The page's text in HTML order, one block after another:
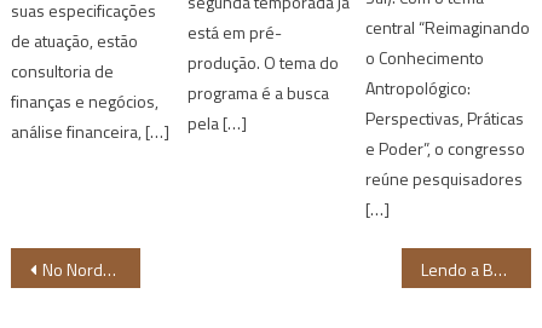
suas especificações
de atuação, estão
consultoria de
finanças e negócios,
análise financeira, […]
está em pré-
produção. O tema do
programa é a busca
pela […]
central “Reimaginando
o Conhecimento
Antropológico:
Perspectivas, Práticas
e Poder”, o congresso
reúne pesquisadores
[…]
Navegação
No Nordeste, 70% das Secretarias Municipais não implementam ensino de História e Cultura Africana e Afro-Brasileira Lendo a Bahia: Projeto destaca literatura negra e indígena contemporânea